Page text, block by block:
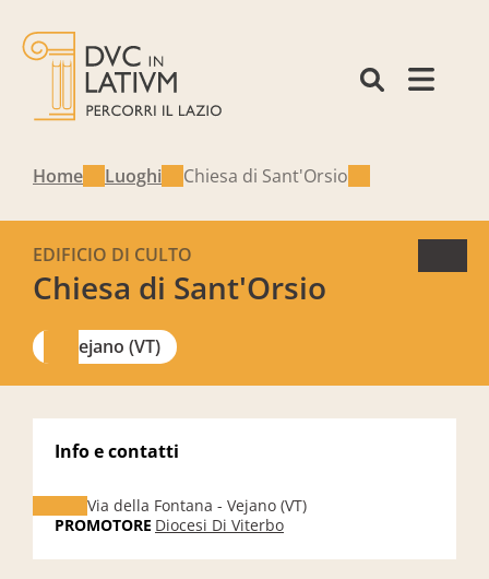
Home Luoghi Chiesa di Sant'Orsio
Chiesa di Sant'Orsio
EDIFICIO DI CULTO
Vejano (VT)
Info e contatti
Via della Fontana - Vejano (VT)
PROMOTORE Diocesi Di Viterbo